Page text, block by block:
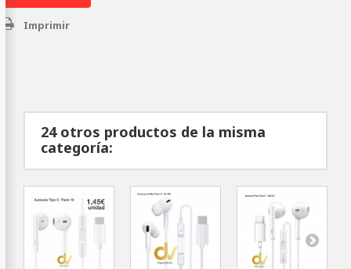
Imprimir
24 otros productos de la misma
categoría: